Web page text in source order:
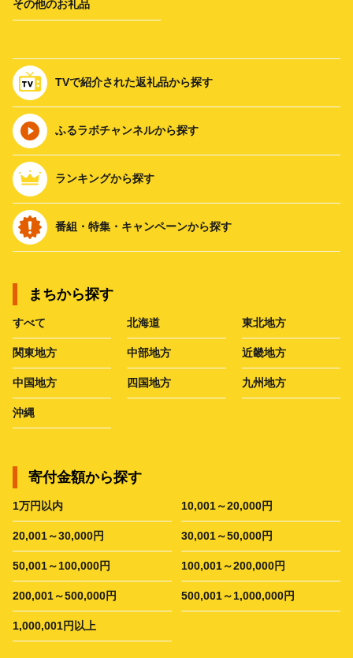
その他のお礼品
TVで紹介された返礼品から探す
ふるラボチャンネルから探す
ランキングから探す
番組・特集・キャンペーンから探す
まちから探す
すべて 北海道 東北地方
関東地方 中部地方 近畿地方
中国地方 四国地方 九州地方
沖縄
寄付金額から探す
1万円以内 10,001～20,000円
20,001～30,000円 30,001～50,000円
50,001～100,000円 100,001～200,000円
200,001～500,000円 500,001～1,000,000円
1,000,001円以上